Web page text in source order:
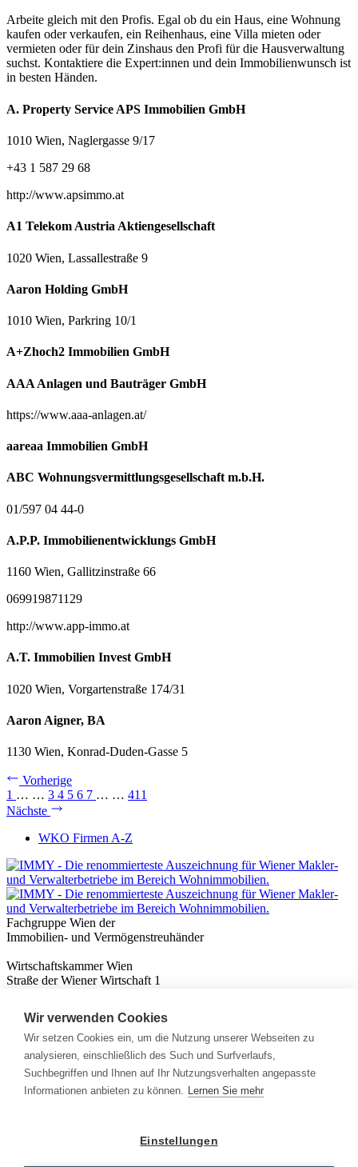
Arbeite gleich mit den Profis. Egal ob du ein Haus, eine Wohnung
kaufen oder verkaufen, ein Reihenhaus, eine Villa mieten oder
vermieten oder für dein Zinshaus den Profi für die Hausverwaltung
suchst. Kontaktiere die Expert:innen und dein Immobilienwunsch ist
in besten Händen.
A. Property Service APS Immobilien GmbH
1010 Wien, Naglergasse 9/17
+43 1 587 29 68
http://www.apsimmo.at
A1 Telekom Austria Aktiengesellschaft
1020 Wien, Lassallestraße 9
Aaron Holding GmbH
1010 Wien, Parkring 10/1
A+Zhoch2 Immobilien GmbH
AAA Anlagen und Bauträger GmbH
https://www.aaa-anlagen.at/
aareaa Immobilien GmbH
ABC Wohnungsvermittlungsgesellschaft m.b.H.
01/597 04 44-0
A.P.P. Immobilienentwicklungs GmbH
1160 Wien, Gallitzinstraße 66
069919871129
http://www.app-immo.at
A.T. Immobilien Invest GmbH
1020 Wien, Vorgartenstraße 174/31
Aaron Aigner, BA
1130 Wien, Konrad-Duden-Gasse 5
Vorherige
1 … … 3 4 5 6 7 … … 411
Nächste
WKO Firmen A-Z
Fachgruppe Wien der
Immobilien- und Vermögenstreuhänder
Wirtschaftskammer Wien
Straße der Wiener Wirtschaft 1
Nützliches
Immobilienwissen
Formulare & Rechner
Expert:innen
Info
Wir verwenden Cookies
Wir setzen Cookies ein, um die Nutzung unserer Webseiten zu
analysieren, einschließlich des Such und Surfverlaufs,
Suchbegriffen und Ihnen auf Ihr Nutzungsverhalten angepasste
Informationen anbieten zu können. Lernen Sie mehr
Einstellungen